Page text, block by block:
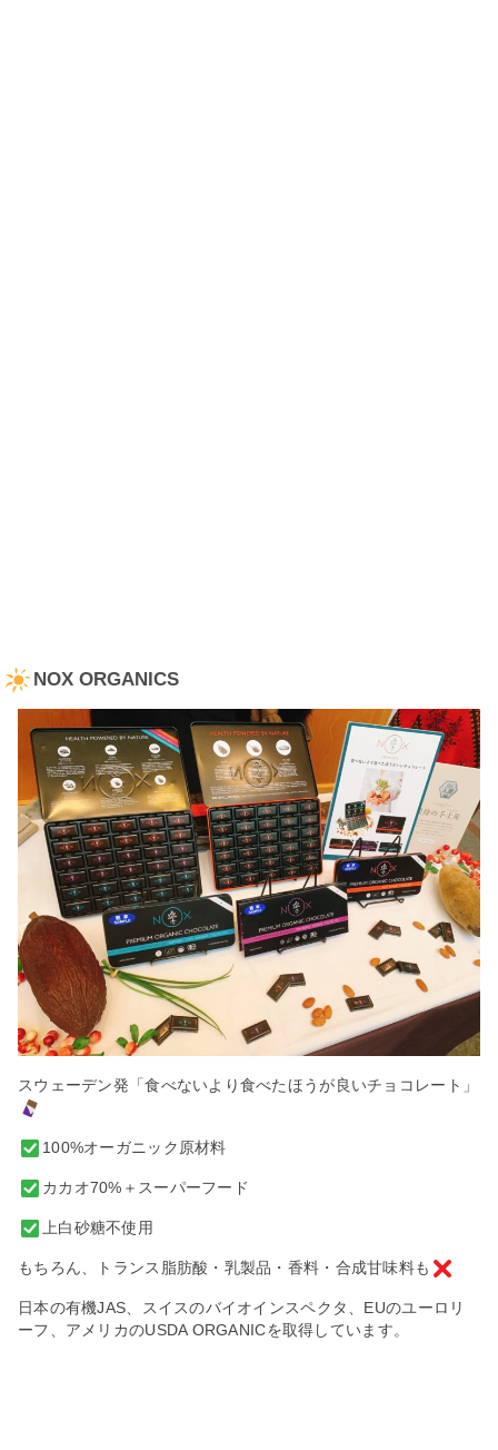
NOX ORGANICS
スウェーデン発「食べないより食べたほうが良いチョコレート」
100%オーガニック原材料
カカオ70%＋スーパーフード
上白砂糖不使用
もちろん、トランス脂肪酸・乳製品・香料・合成甘味料も
日本の有機JAS、スイスのバイオインスペクタ、EUのユーロリ
ーフ、アメリカのUSDA ORGANICを取得しています。